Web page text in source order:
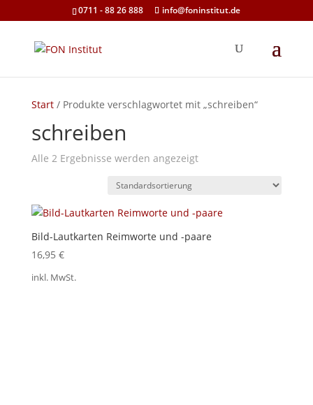
0711 - 88 26 888 info@foninstitut.de
Start/ Produkte verschlagwortet mit „schreiben“
schreiben
Alle 2 Ergebnisse werden angezeigt
Bild-Lautkarten Reimworte und -paare
16,95 €
inkl. MwSt.